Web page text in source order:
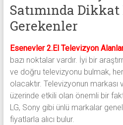
Satımında
Gerekenler
Esenevler 2.El Televizyon
bazı noktalar vardır. İyi bir
ve doğru televizyonu bulmak,
olacaktır. Televizyonun
üzerinde etkili olan önemli bir
LG, Sony gibi ünlü markalar
fiyatlarla alıcı bulur.